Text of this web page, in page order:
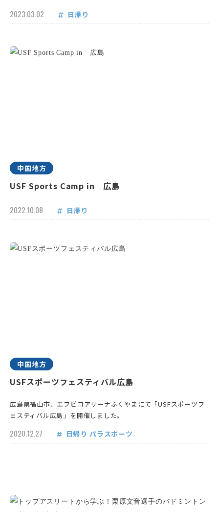
2023.03.02 日帰り
中国地方
USF Sports Camp in 広島
2022.10.08 日帰り
中国地方
USFスポーツフェスティバル広島
広島県福山市、エフピコアリーナふくやまにて「USFスポーツフ
ェスティバル広島」を開催しました。
2020.12.27 日帰り パラスポーツ